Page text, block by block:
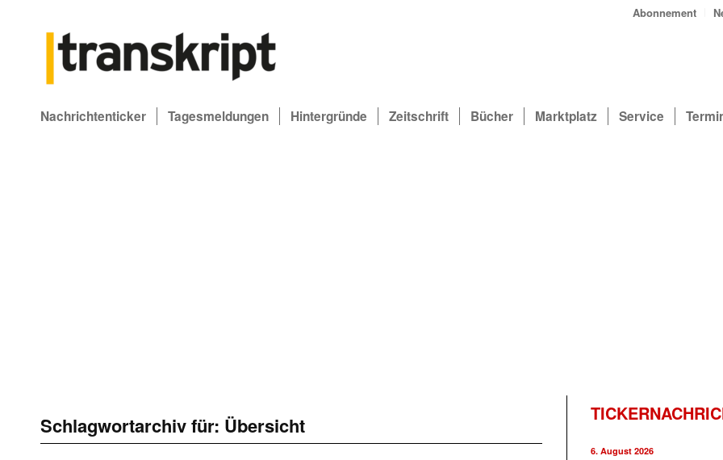
Abonnement
Nachrichtenticker Tagesmeldungen Hintergründe Zeitschrift Bücher Marktplatz Service
Schlagwortarchiv für: Übersicht
6. August 2026